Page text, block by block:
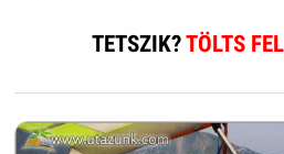
TETSZIK?TÖLTS